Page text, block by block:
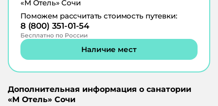
«М Отель» Сочи
Поможем рассчитать стоимость путевки:
8 (800) 351-01-54
Бесплатно по России
Наличие мест
Дополнительная информация о санатории
«М Отель» Сочи